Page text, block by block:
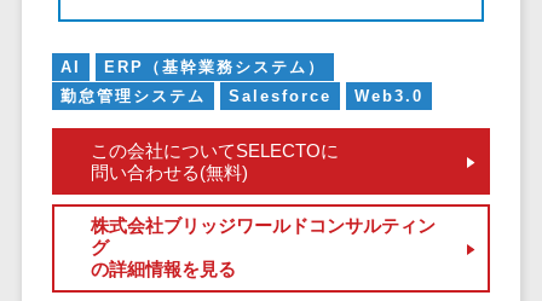
データ分析・活用
音声データ活用>
議事録作成ツール>
テキストマイニングツール>
VOC分析ツール> BIツール>
AI翻訳サービス>
標的型攻撃メ
ール訓練サービ
ス
認証システム
ログ管理シス
テム
クラウド型セ
AI
ERP（基幹業務システム）
勤怠管理システム
Salesforce Web3.0
この会社についてSELECTOに
問い合わせる(無料)
株式会社ブリッジワールドコンサルティン
グ
の詳細情報を見る